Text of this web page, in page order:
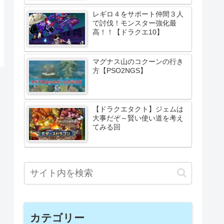
レギロ４をサポート仲間３人
で討伐！モンスター強化最
高！！【ドラクエ10】
マグナス山のコクーンの行き
方【PSO2NGS】
【ドラクエタクト】ジェムは
大事だぞ～賢い使い道を考え
てみる回
カテゴリー